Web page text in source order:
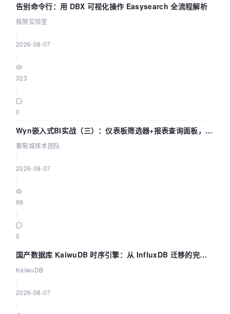
告别命令行：用 DBX 可视化操作 Easysearch 全流程解析
极限实验室
2026-08-07
323
0
Wyn嵌入式BI实战（三）：仪表板筛选器+报表查询面板，参
数联动全闭环
葡萄城技术团队
2026-08-07
99
0
国产数据库 KaiwuDB 时序引擎：从 InfluxDB 迁移的完整
技术路径
KaiwuDB
2026-08-07